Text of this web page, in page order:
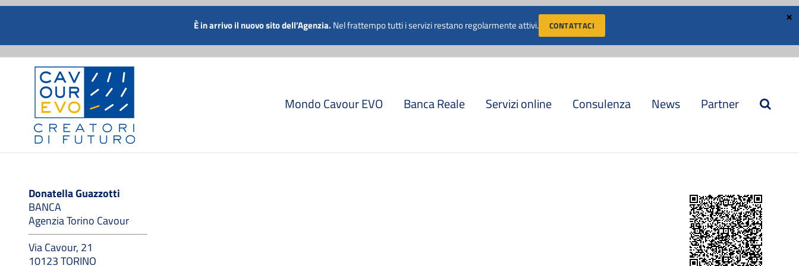
Salta
CHIAMACI SUBITO AL NUMERO 011 5741811 AREA CLIENTI
Mondo Cavour EVO Banca Reale Servizi online Consulenza News Partner
Donatella Guazzotti
BANCA
Agenzia Torino Cavour
Via Cavour, 21
10123 TORINO
È in arrivo il nuovo sito dell’Agenzia. Nel frattempo tutti i servizi restano regolarmente attivi. CONTATTACI